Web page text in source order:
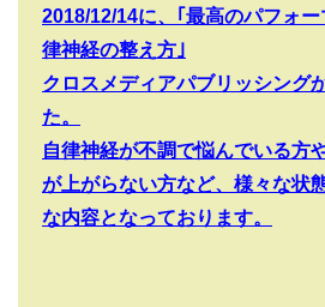
2018/12/14に、｢最高のパフォ
律神経の整え方｣
クロスメディアパブリッシング
た。
自律神経が不調で悩んでいる方
が上がらない方など、様々な状
な内容となっております。